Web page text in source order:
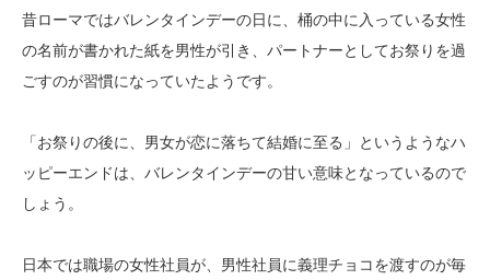
昔ローマではバレンタインデーの日に、桶の中に入っている女性
の名前が書かれた紙を男性が引き、パートナーとしてお祭りを過
ごすのが習慣になっていたようです。
「お祭りの後に、男女が恋に落ちて結婚に至る」というようなハ
ッピーエンドは、バレンタインデーの甘い意味となっているので
しょう。
日本では職場の女性社員が、男性社員に義理チョコを渡すのが毎